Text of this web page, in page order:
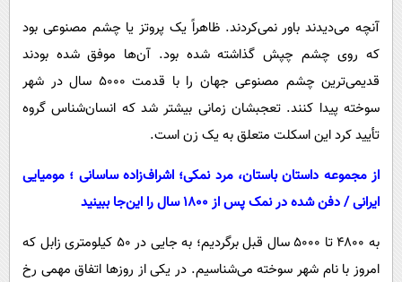
آنچه می‌دیدند باور نمی‌کردند. ظاهراً یک پروتز یا چشم مصنوعی بود
که روی چشم چپش گذاشته شده بود. آن‌ها موفق شده بودند
قدیمی‌ترین چشم مصنوعی جهان را با قدمت ۵۰۰۰ سال در شهر
سوخته پیدا کنند. تعجبشان زمانی بیشتر شد که انسان‌شناس گروه
تأیید کرد این اسکلت متعلق به یک زن است.
از مجموعه داستان باستان، مرد نمکی؛ اشراف‌زاده ساسانی ؛ مومیایی
ایرانی / دفن شده در نمک پس از ۱۸۰۰ سال را این‌جا ببینید
به ۴۸۰۰ تا ۵۰۰۰ سال قبل برگردیم؛ به جایی در ۵۰ کیلومتری زابل که
امروز با نام شهر سوخته می‌شناسیم. در یکی از روزها اتفاق مهمی رخ